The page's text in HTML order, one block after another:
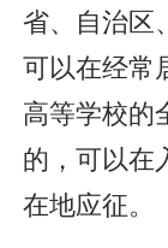
省、自治区
可以在经常
高等学校的
的，可以在
在地应征。